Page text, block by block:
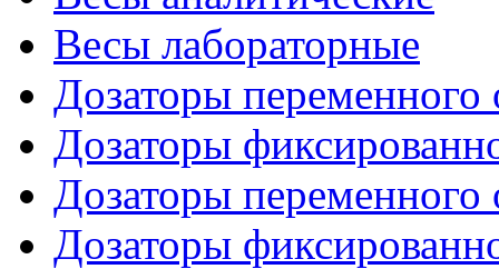
Весы лабораторные
Дозаторы переменного
Дозаторы
Дозаторы переменного
Дозаторы